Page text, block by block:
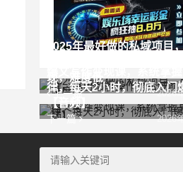
上一篇
2025年最好做的私域项目
现，难度低
2026
下一篇
律，每天2小时，彻底入门
【音频】
2026